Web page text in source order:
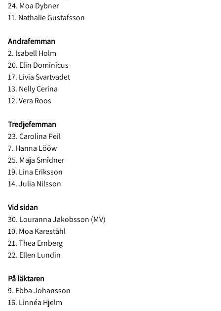
24. Moa Dybner
11. Nathalie Gustafsson
Andrafemman
2. Isabell Holm
20. Elin Dominicus
17. Livia Svartvadet
13. Nelly Cerina
12. Vera Roos
Tredjefemman
23. Carolina Peil
7. Hanna Lööw
25. Maja Smidner
19. Lina Eriksson
14. Julia Nilsson
Vid sidan
30. Louranna Jakobsson (MV)
10. Moa Kareståhl
21. Thea Ernberg
22. Ellen Lundin
På läktaren
9. Ebba Johansson
16. Linnéa Hjelm